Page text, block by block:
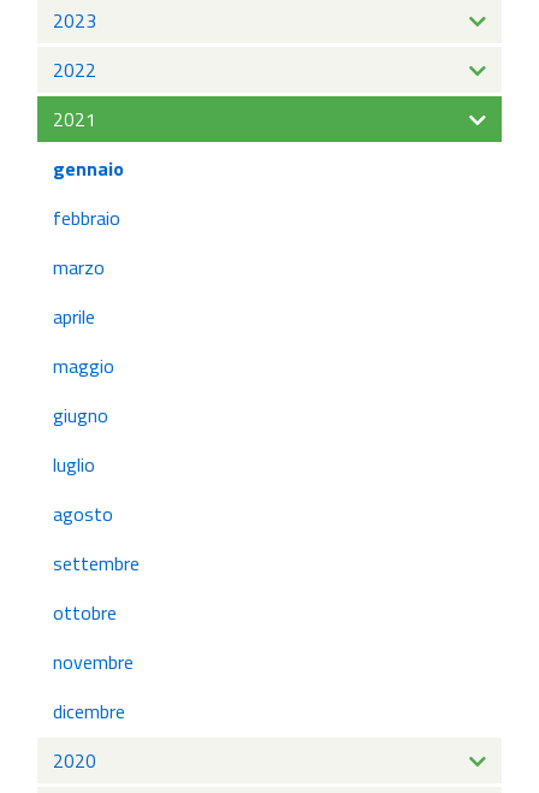
2023
2022
2021
gennaio
febbraio
marzo
aprile
maggio
giugno
luglio
agosto
settembre
ottobre
novembre
dicembre
2020